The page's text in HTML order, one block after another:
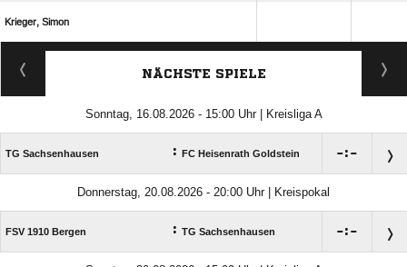
 
ANZEIGE
NÄCHSTE SPIELE
Sonntag, 16.08.2026 - 15:00 Uhr | Kreisliga A
TG Sachsenhausen : FC Heisenrath Goldstein :
Donnerstag, 20.08.2026 - 20:00 Uhr | Kreispokal
FSV 1910 Bergen : TG Sachsenhausen :